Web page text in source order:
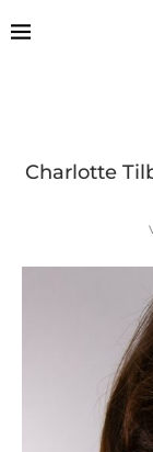
Charlotte